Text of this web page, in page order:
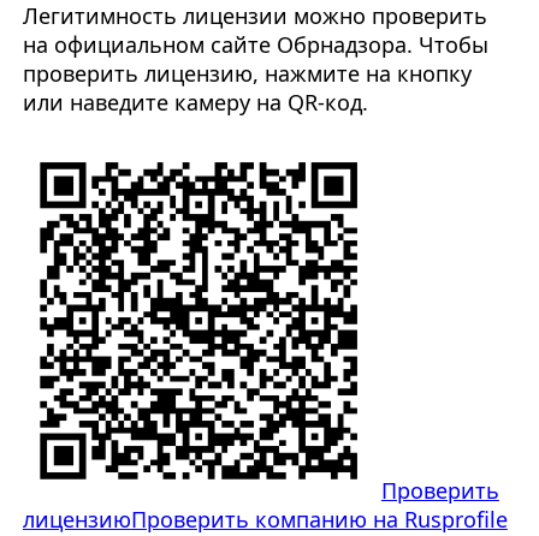
Легитимность лицензии можно проверить
на официальном сайте Обрнадзора. Чтобы
проверить лицензию, нажмите на кнопку
или наведите камеру на QR-код.
Проверить
лицензиюПроверить компанию на Rusprofile